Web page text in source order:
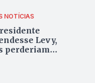
NOTÍCIAS
Levy,
perderiam